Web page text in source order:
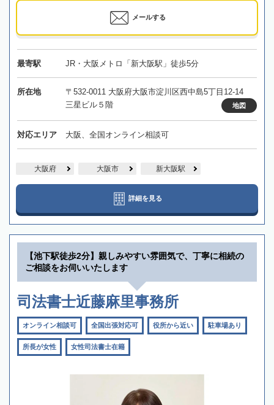
メールする
最寄駅 JR・大阪メトロ「新大阪駅」徒歩5分
所在地
〒532-0011 大阪府大阪市淀川区西中島5丁目12-14
三星ビル５階
地図
対応エリア 大阪、全国オンライン相談可
大阪府 大阪市 新大阪駅
詳細を見る
【池下駅徒歩2分】親しみやすい雰囲気で、丁寧に相続の
ご相談をお伺いいたします
司法書士近藤麻里事務所
オンライン相談可 全国出張対応可 役所から近い 駐車場あり
所長が女性 女性司法書士在籍